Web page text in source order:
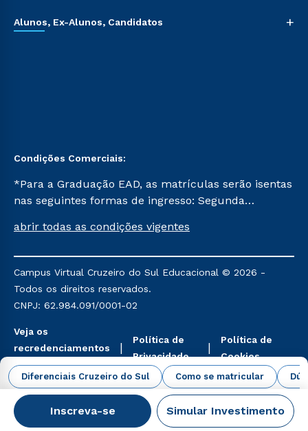
Diferenciais Cruzeiro do Sul Como se matricular
Inscreva-se Simular Investimento
Alunos, Ex-Alunos, Candidatos +
Condições Comerciais:
*Para a Graduação EAD, as matrículas serão isentas
nas seguintes formas de ingresso: Segunda
Já para as demais, a taxa de matrícula será de R$
mencionadas são referentes aos cursos: Ensino
Religioso, Geografia para a Docência e Metodologia
do Ensino de História: Questões Atuais.
abrir todas as condições vigentes
Campus Virtual Cruzeiro do Sul Educacional © 2026 -
Todos os direitos reservados.
CNPJ: 62.984.091/0001-02
Veja os
recredenciamentos
aqui
Política de
Privacidade
Política de
Cookies